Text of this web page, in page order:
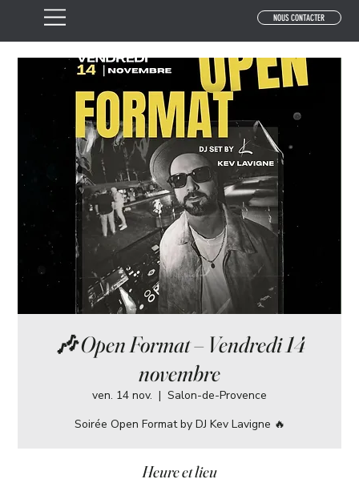
NOUS CONTACTER
🎶 Open Format – Vendredi 14
novembre
ven. 14 nov.
  |
Salon-de-Provence
Soirée Open Format by DJ Kev Lavigne 🔥
Heure et lieu